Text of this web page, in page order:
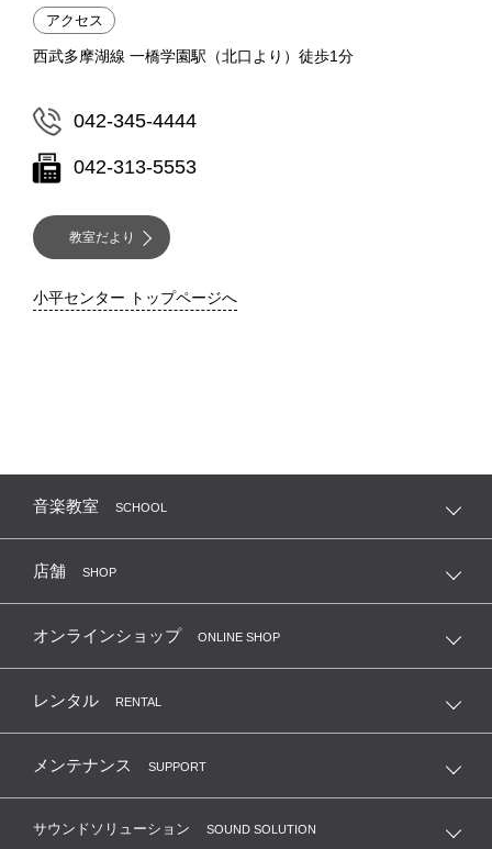
アクセス
西武多摩湖線 一橋学園駅（北口より）徒歩1分
042-345-4444
042-313-5553
教室だより
小平センター トップページへ
音楽教室 SCHOOL
店舗 SHOP
オンラインショップ ONLINE SHOP
レンタル RENTAL
メンテナンス SUPPORT
サウンドソリューション SOUND SOLUTION